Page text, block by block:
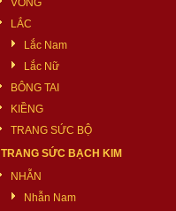
LẮC
Lắc Nam
Lắc Nữ
BÔNG TAI
KIỀNG
TRANG SỨC BỘ
TRANG SỨC BẠCH KIM
NHẪN
Nhẫn Nam